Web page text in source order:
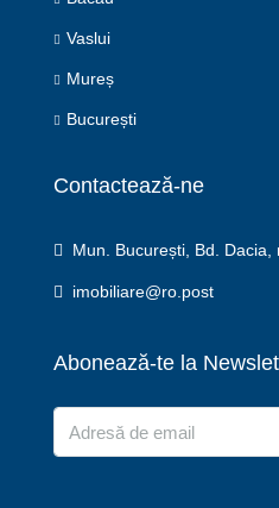
Vaslui
Mureș
București
Contactează-ne
Mun. București, Bd. Dacia,
imobiliare@ro.post
Abonează-te la